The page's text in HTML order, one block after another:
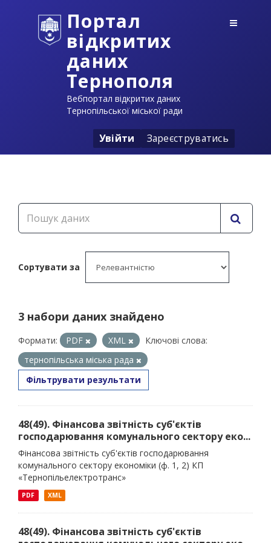
Портал
відкритих
даних
Тернополя
Вебпортал відкритих даних
Тернопільської міської ради
Увійти Зареєструватись
Сортувати за
3 набори даних знайдено
Формати: PDF XML
Ключові слова:
тернопільська міська рада
Фільтрувати результати
48(49). Фінансова звітність суб'єктів
господарювання комунального сектору еко...
Фінансова звітність суб'єктів господарювання
комунального сектору економіки (ф. 1, 2) КП
«Тернопільелектротранс»
PDF XML
48(49). Фінансова звітність суб'єктів